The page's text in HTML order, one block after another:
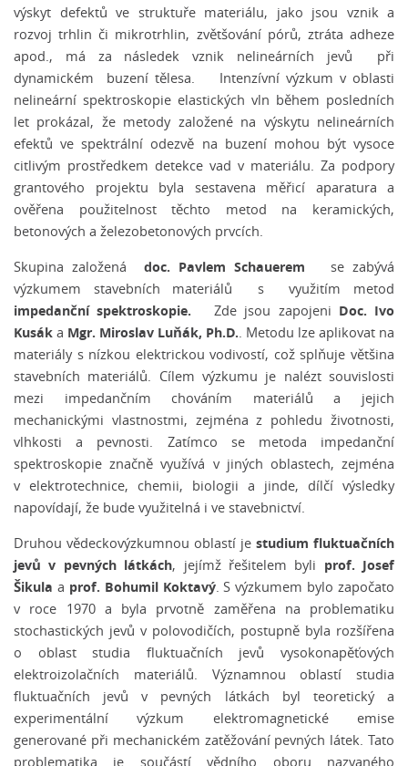
výskyt defektů ve struktuře materiálu, jako jsou vznik a
rozvoj trhlin či mikrotrhlin, zvětšování pórů, ztráta adheze
apod., má za následek vznik nelineárních jevů při
dynamickém buzení tělesa. Intenzívní výzkum v oblasti
nelineární spektroskopie elastických vln během posledních
let prokázal, že metody založené na výskytu nelineárních
efektů ve spektrální odezvě na buzení mohou být vysoce
citlivým prostředkem detekce vad v materiálu. Za podpory
grantového projektu byla sestavena měřicí aparatura a
ověřena použitelnost těchto metod na keramických,
betonových a železobetonových prvcích.
Skupina založená doc. Pavlem Schauerem se zabývá
výzkumem stavebních materiálů s využitím metod
impedanční spektroskopie. Zde jsou zapojeni Doc. Ivo
Kusák a Mgr. Miroslav Luňák, Ph.D.. Metodu lze aplikovat na
materiály s nízkou elektrickou vodivostí, což splňuje většina
stavebních materiálů. Cílem výzkumu je nalézt souvislosti
mezi impedančním chováním materiálů a jejich
mechanickými vlastnostmi, zejména z pohledu životnosti,
vlhkosti a pevnosti. Zatímco se metoda impedanční
spektroskopie značně využívá v jiných oblastech, zejména
v elektrotechnice, chemii, biologii a jinde, dílčí výsledky
napovídají, že bude využitelná i ve stavebnictví.
Druhou vědeckovýzkumnou oblastí je studium fluktuačních
jevů v pevných látkách, jejímž řešitelem byli prof. Josef
Šikula a prof. Bohumil Koktavý. S výzkumem bylo započato
v roce 1970 a byla prvotně zaměřena na problematiku
stochastických jevů v polovodičích, postupně byla rozšířena
o oblast studia fluktuačních jevů vysokonapěťových
elektroizolačních materiálů. Významnou oblastí studia
fluktuačních jevů v pevných látkách byl teoretický a
experimentální výzkum elektromagnetické emise
generované při mechanickém zatěžování pevných látek. Tato
problematika je součástí vědního oboru nazvaného